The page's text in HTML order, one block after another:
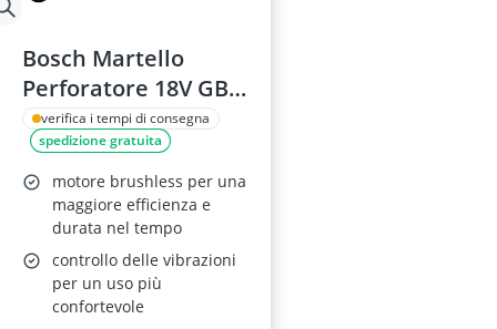
Bosch Martello
Perforatore 18V GBH
18V-24 C
verifica i tempi di consegna
spedizione gratuita
motore brushless per una
maggiore efficienza e
durata nel tempo
controllo delle vibrazioni
per un uso più
confortevole